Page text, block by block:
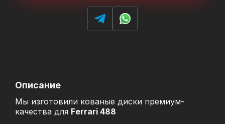
Описание
Мы изготовили кованые диски премиум-
качества для Ferrari 488